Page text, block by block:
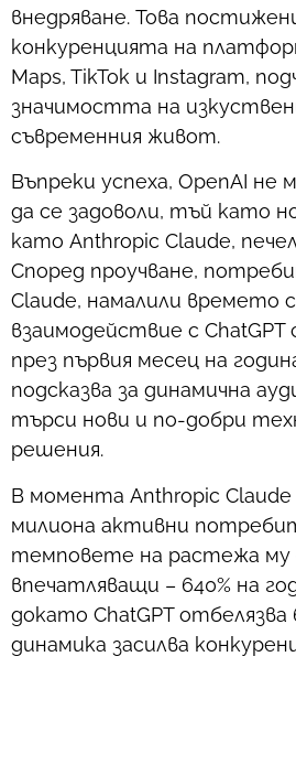
внедряване. Това
конкуренцията на
Maps, TikTok и Instagram,
значимостта на
съвременния живот.
Въпреки успеха, OpenAI не
да се задоволи, тъй като
като Anthropic Claude,
Според проучване,
Claude, намалили времето
взаимодействие с ChatGPT
през първия месец на
подсказва за динамична
търси нови и по-добри
решения.
В момента Anthropic Claude
милиона активни
темповете на растежа му
впечатляващи – 640% на
докато ChatGPT отбелязва
динамика засилва